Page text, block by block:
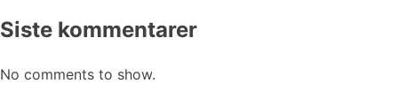
Siste kommentarer
No comments to show.